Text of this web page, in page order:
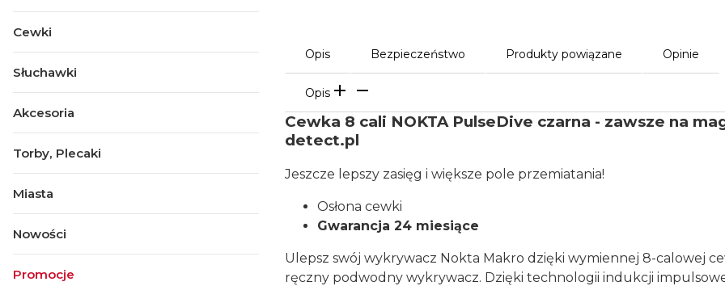
Cewki
Słuchawki
Akcesoria
Torby, Plecaki
Miasta
Nowości
Promocje
Opis Bezpieczeństwo Produkty powiązane Opinie
Opis
Cewka 8 cali NOKTA PulseDive czarna - zawsze na
detect.pl
Jeszcze lepszy zasięg i większe pole przemiatania!
Osłona cewki
Gwarancja 24 miesiące
Ulepsz swój wykrywacz Nokta Makro dzięki wymiennej 8-calowej
ręczny podwodny wykrywacz. Dzięki technologii indukcji